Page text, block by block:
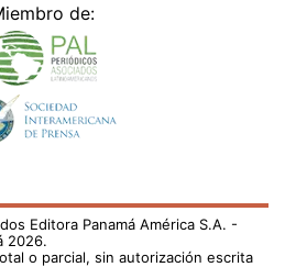
de:
Editora Panamá América S.A. -
2026.
o parcial, sin autorización escrita